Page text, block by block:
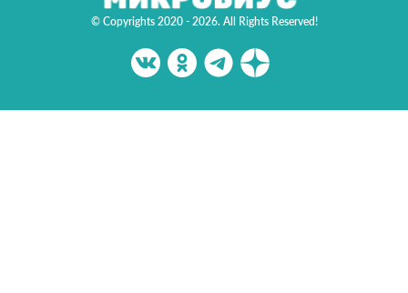
© Copyrights 2020 - 2026. All Rights Reserved!